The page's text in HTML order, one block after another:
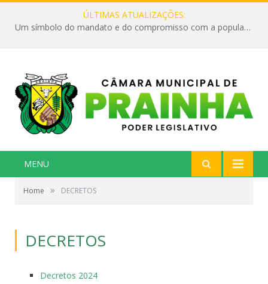
ÚLTIMAS ATUALIZAÇÕES:
Um símbolo do mandato e do compromisso com a população
MENU
Home » DECRETOS
DECRETOS
Decretos 2024